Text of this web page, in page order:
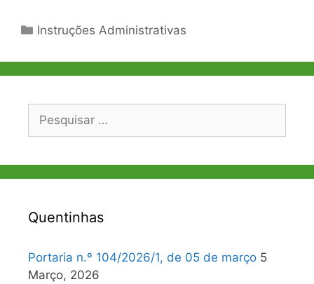
Categorias
Instruções Administrativas
por:
Quentinhas
Portaria n.º 104/2026/1, de 05 de março 5
Março, 2026